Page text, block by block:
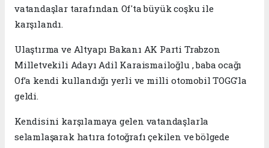
vatandaşlar tarafından Of'ta büyük coşku ile
karşılandı.
Ulaştırma ve Altyapı Bakanı AK Parti Trabzon
Milletvekili Adayı Adil Karaismailoğlu , baba ocağı
Of’a kendi kullandığı yerli ve milli otomobil TOGG’la
geldi.
Kendisini karşılamaya gelen vatandaşlarla
selamlaşarak hatıra fotoğrafı çekilen ve bölgede